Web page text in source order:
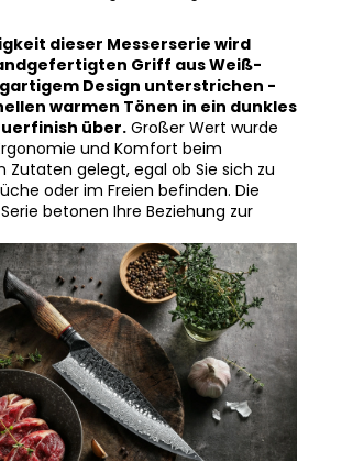
dieser Messerserie wird
Griff aus Weiß-
Design unterstrichen -
warmen Tönen in ein dunkles
über.Großer Wert wurde
und Komfort beim
Zutaten gelegt, egal ob Sie sich zu
oder im Freien befinden. Die
betonen Ihre Beziehung zur